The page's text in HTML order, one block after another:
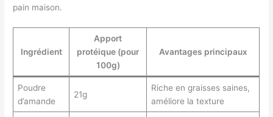
pain maison.
Ingrédient
Apport
protéique (pour
100g)
Avantages principaux
Poudre
d’amande
21g
Riche en graisses saines,
améliore la texture